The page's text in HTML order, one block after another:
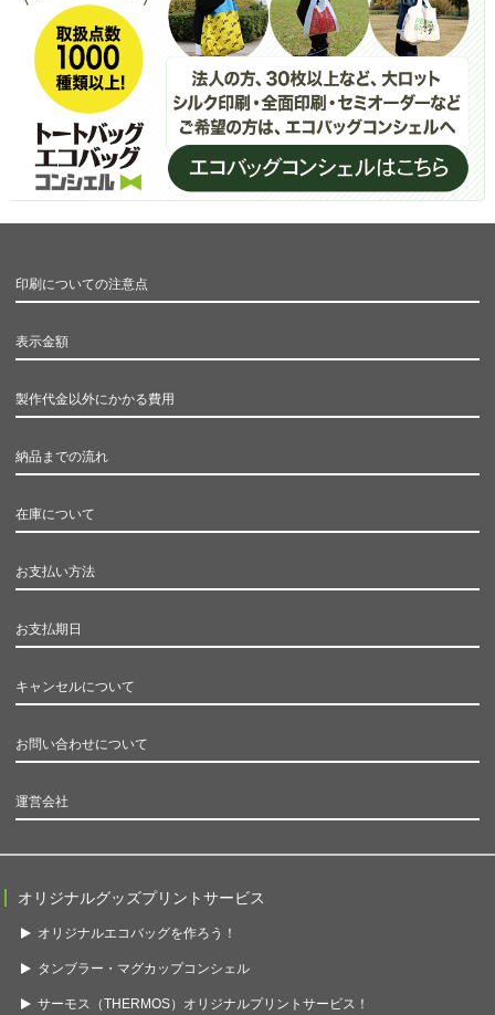
印刷についての注意点
表示金額
製作代金以外にかかる費用
納品までの流れ
在庫について
お支払い方法
お支払期日
キャンセルについて
お問い合わせについて
運営会社
オリジナルグッズプリントサービス
オリジナルエコバッグを作ろう！
タンブラー・マグカップコンシェル
サーモス（THERMOS）オリジナルプリントサービス！